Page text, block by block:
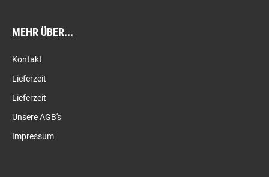
MEHR ÜBER...
Kontakt
Lieferzeit
Lieferzeit
Unsere AGB's
Impressum